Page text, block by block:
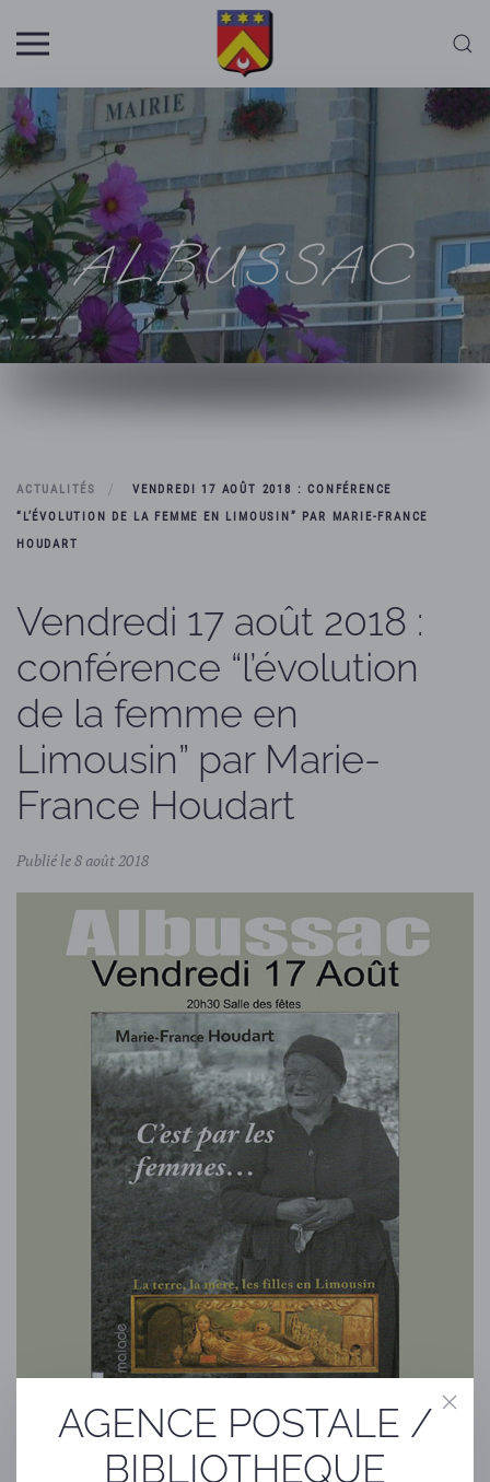
Skip to main content
ALBUSSAC
ACTUALITÉS
VENDREDI 17 AOÛT 2018 : CONFÉRENCE
“L’ÉVOLUTION DE LA FEMME EN LIMOUSIN” PAR MARIE-FRANCE
HOUDART
Vendredi 17 août 2018 :
conférence “l’évolution
de la femme en
Limousin” par Marie-
France Houdart
Publié le 8 août 2018
AGENCE POSTALE /
BIBLIOTHEQUE